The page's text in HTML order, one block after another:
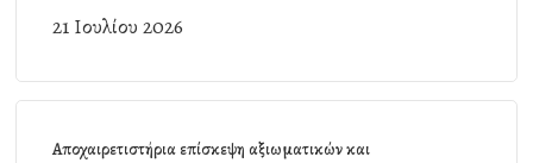
21 Ιουλίου 2026
Αποχαιρετιστήρια επίσκεψη αξιωματικών και